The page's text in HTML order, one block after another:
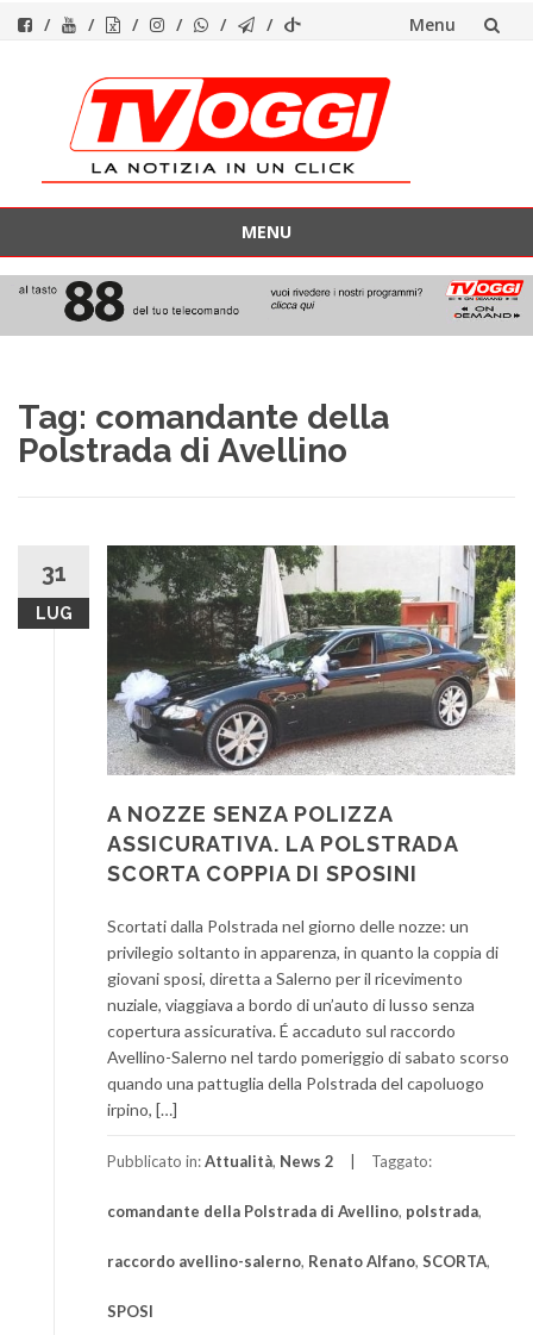
Menu
contenuto
MENU
contenuto
Tag: comandante della
Polstrada di Avellino
31
LUG
A NOZZE SENZA POLIZZA
ASSICURATIVA. LA POLSTRADA
SCORTA COPPIA DI SPOSINI
Scortati dalla Polstrada nel giorno delle nozze: un
privilegio soltanto in apparenza, in quanto la coppia di
giovani sposi, diretta a Salerno per il ricevimento
nuziale, viaggiava a bordo di un’auto di lusso senza
copertura assicurativa. É accaduto sul raccordo
Avellino-Salerno nel tardo pomeriggio di sabato scorso
quando una pattuglia della Polstrada del capoluogo
irpino, […]
Pubblicato in:Attualità, News 2 Taggato:
comandante della Polstrada di Avellino, polstrada,
raccordo avellino-salerno, Renato Alfano, SCORTA,
SPOSI